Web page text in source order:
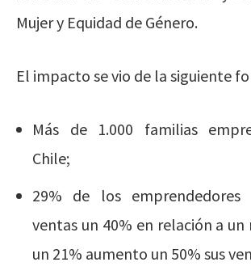
Mujer y Equidad de Género.
El impacto se vio de la siguiente
Más de 1.000 familias
Chile;
29% de los emprendedores
ventas un 40% en relación a un
un 21% aumento un 50% sus